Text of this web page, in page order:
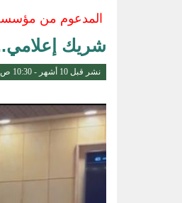
جراحة
إعصار
مجلس
المدعوم من مؤسسة
شريك إعلامي..
نشر قبل 10 أشهر - 10:30 ص, 15 أكتوبر 2025 م